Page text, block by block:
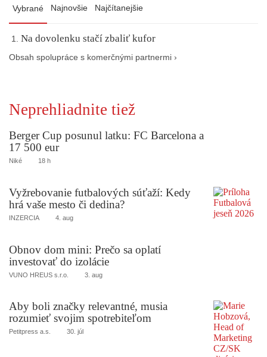
Vybrané Najnovšie Najčítanejšie
Na dovolenku stačí zbaliť kufor
Obsah spolupráce s komerčnými partnermi ›
Neprehliadnite tiež
Berger Cup posunul latku: FC Barcelona a
17 500 eur
Niké 18 h
Vyžrebovanie futbalových súťaží: Kedy
hrá vaše mesto či dedina?
INZERCIA 4. aug
Obnov dom mini: Prečo sa oplatí
investovať do izolácie
VUNO HREUS s.r.o. 3. aug
Aby boli značky relevantné, musia
rozumieť svojim spotrebiteľom
Petitpress a.s. 30. júl